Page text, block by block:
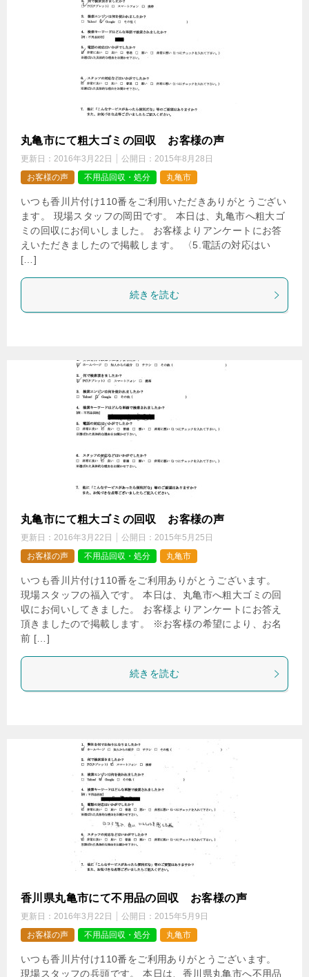
丸亀市にて粗大ゴミの回収 お客様の声
更新日： 2016年3月22日 公開日： 2015年8月28日
お客様の声
不用品回収・処分 丸亀市
いつも香川片付け110番をご利用いただきありがとうござい
ます。 現場スタッフの岡田です。 本日は、丸亀市へ粗大ゴ
ミの回収にお伺いしました。 お客様よりアンケートにお答
えいただきましたので掲載します。 〈5.電話の対応はい
[…]
続きを読む
丸亀市にて粗大ゴミの回収 お客様の声
更新日： 2016年3月22日 公開日： 2015年5月25日
お客様の声
不用品回収・処分 丸亀市
いつも香川片付け110番をご利用ありがとうございます。
現場スタッフの福入です。 本日は、丸亀市へ粗大ゴミの回
収にお伺いしてきました。 お客様よりアンケートにお答え
頂きましたので掲載します。 ※お客様の希望により、お名
前 […]
続きを読む
香川県丸亀市にて不用品の回収 お客様の声
更新日： 2016年3月22日 公開日： 2015年5月9日
お客様の声
不用品回収・処分 丸亀市
いつも香川片付け110番をご利用ありがとうございます。
現場スタッフの兵頭です。 本日は、香川県丸亀市へ不用品